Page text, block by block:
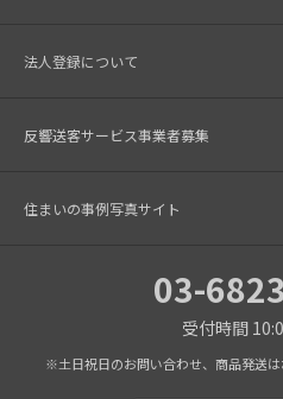
法人登録について
反響送客サービス事業者募集
住まいの事例写真サイト
03-
受付時間
※土日祝日のお問い合わせ、商品発送は